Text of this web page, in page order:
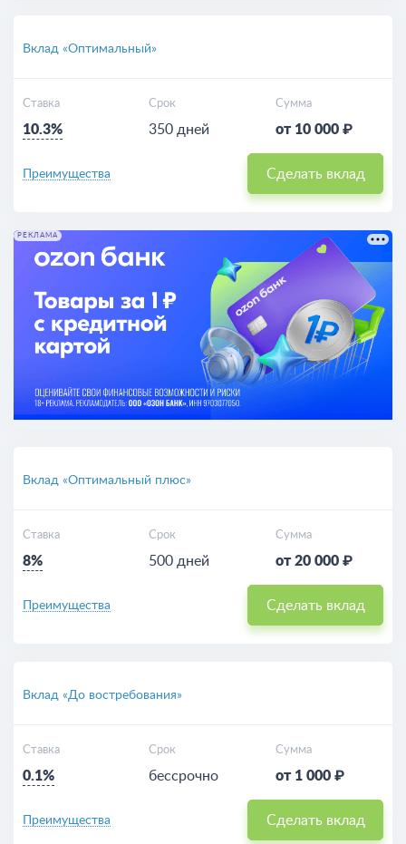
Вклад «Оптимальный»
Ставка
10.3%
Срок
350 дней
Сумма
от 10 000 ₽
Преимущества Сделать вклад
РЕКЛАМА
Вклад «Оптимальный плюс»
Ставка
8%
Срок
500 дней
Сумма
от 20 000 ₽
Преимущества Сделать вклад
Вклад «До востребования»
Ставка
0.1%
Срок
бессрочно
Сумма
от 1 000 ₽
Преимущества Сделать вклад